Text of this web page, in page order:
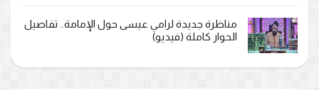
مناظرة جديدة لرامي عيسى حول الإمامة.. تفاصيل
الحوار كاملة (فيديو)